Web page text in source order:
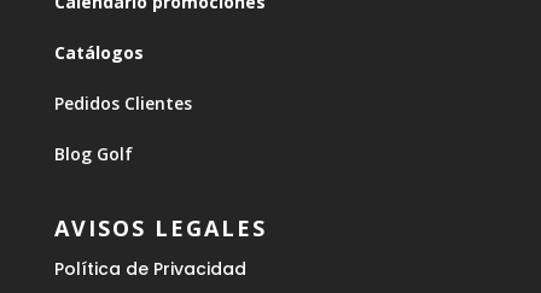
Catálogos
Pedidos Clientes
Blog Golf
AVISOS LEGALES
Política de Privacidad